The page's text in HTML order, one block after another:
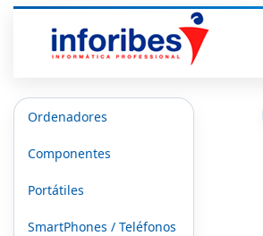
Ordenadores
Componentes
Portátiles
SmartPhones / Teléfonos